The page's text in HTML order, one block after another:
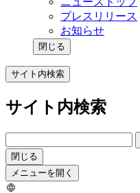
プレスリリース
お知らせ
閉じる
サイト内検索
サイト内検索
閉じる
メニューを開く